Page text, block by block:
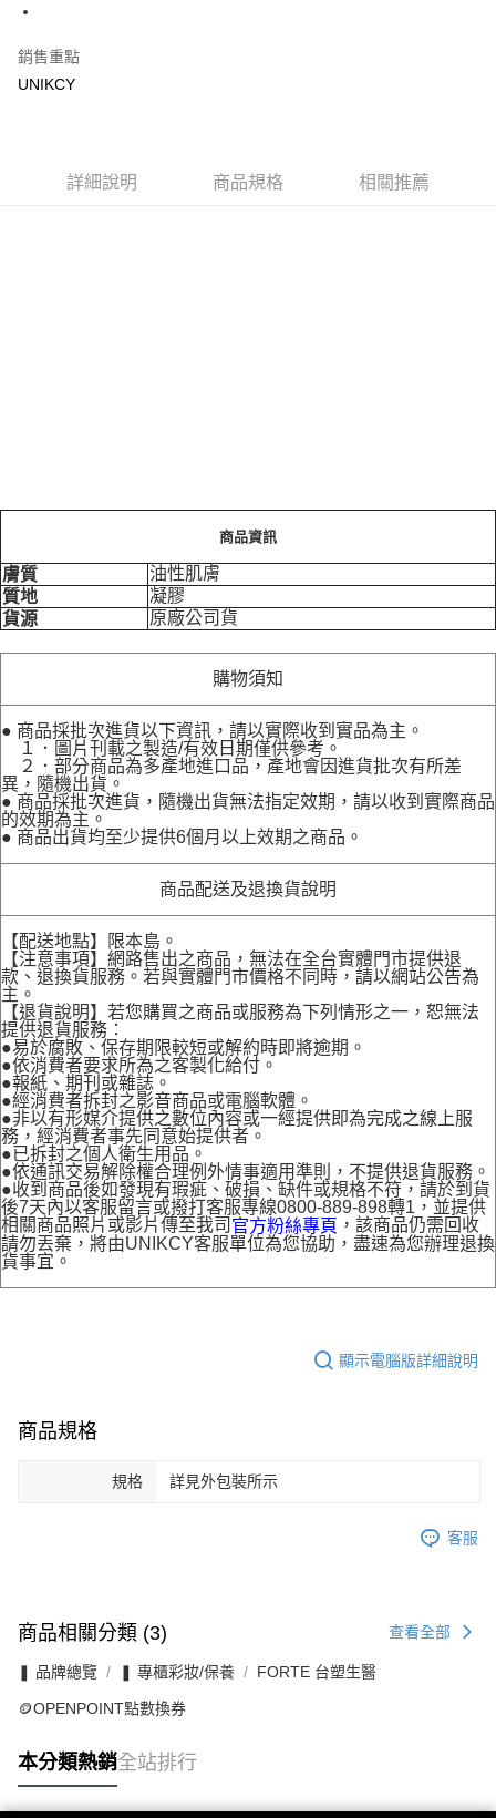
運送方式
付款後7-11取貨［需3-5個工作天不含預購商品］
銷售重點
UNIKCY
詳細說明 商品規格 相關推薦
商品資訊
膚質
油性肌膚
質地
凝膠
貨源
原廠公司貨
購物須知
● 商品採批次進貨以下資訊，請以實際收到實品為主。
１．圖片刊載之製造/有效日期僅供參考。
２．部分商品為多產地進口品，產地會因進貨批次有所差
異，隨機出貨。
● 商品採批次進貨，隨機出貨無法指定效期，請以收到實際商品
的效期為主。
● 商品出貨均至少提供6個月以上效期之商品。
商品配送及退換貨說明
【配送地點】限本島。
【注意事項】網路售出之商品，無法在全台實體門市提供退
款、退換貨服務。若與實體門市價格不同時，請以網站公告為
主。
【退貨說明】若您購買之商品或服務為下列情形之一，恕無法
提供退貨服務：
●易於腐敗、保存期限較短或解約時即將逾期。
●依消費者要求所為之客製化給付。
●報紙、期刊或雜誌。
●經消費者拆封之影音商品或電腦軟體。
●非以有形媒介提供之數位內容或一經提供即為完成之線上服
務，經消費者事先同意始提供者。
●已拆封之個人衛生用品。
●依通訊交易解除權合理例外情事適用準則，不提供退貨服務。
●收到商品後如發現有瑕疵、破損、缺件或規格不符，請於到貨
後7天內以客服留言或撥打客服專線0800-889-898轉1，並提供
相關商品照片或影片傳至我司 官方粉絲專頁 ，該商品仍需回收
請勿丟棄，將由UNIKCY客服單位為您協助，盡速為您辦理退換
貨事宜。
顯示電腦版詳細說明
商品規格
規格 詳見外包裝所示
客服
商品相關分類 (3) 查看全部
❚ 品牌總覽 ❚ 專櫃彩妝/保養 FORTE 台塑生醫
🪙OPENPOINT點數換券
本分類熱銷全站排行